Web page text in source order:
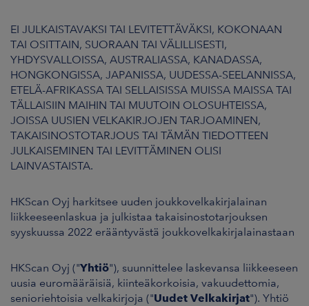
EI JULKAISTAVAKSI TAI LEVITETTÄVÄKSI, KOKONAAN
TAI OSITTAIN, SUORAAN TAI VÄLILLISESTI,
YHDYSVALLOISSA, AUSTRALIASSA, KANADASSA,
HONGKONGISSA, JAPANISSA, UUDESSA-SEELANNISSA,
ETELÄ-AFRIKASSA TAI SELLAISISSA MUISSA MAISSA TAI
TÄLLAISIIN MAIHIN TAI MUUTOIN OLOSUHTEISSA,
JOISSA UUSIEN VELKAKIRJOJEN TARJOAMINEN,
TAKAISINOSTOTARJOUS TAI TÄMÄN TIEDOTTEEN
JULKAISEMINEN TAI LEVITTÄMINEN OLISI
LAINVASTAISTA.
HKScan Oyj harkitsee uuden joukkovelkakirjalainan
liikkeeseenlaskua ja julkistaa takaisinostotarjouksen
syyskuussa 2022 erääntyvästä joukkovelkakirjalainastaan
HKScan Oyj ("Yhtiö"), suunnittelee laskevansa liikkeeseen
uusia euromääräisiä, kiinteäkorkoisia, vakuudettomia,
senioriehtoisia velkakirjoja ("Uudet Velkakirjat"). Yhtiö